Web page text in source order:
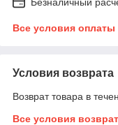
Все условия оплаты
Условия возврата
Возврат товара в
Все условия